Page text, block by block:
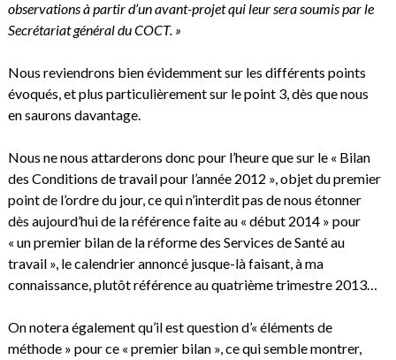
observations à partir d’un avant-projet qui leur sera soumis par le
Secrétariat général du COCT. »
Nous reviendrons bien évidemment sur les différents points
évoqués, et plus particulièrement sur le point 3, dès que nous
en saurons davantage.
Nous ne nous attarderons donc pour l’heure que sur le « Bilan
des Conditions de travail pour l’année 2012 », objet du premier
point de l’ordre du jour, ce qui n’interdit pas de nous étonner
dès aujourd’hui de la référence faite au « début 2014 » pour
« un premier bilan de la réforme des Services de Santé au
travail », le calendrier annoncé jusque-là faisant, à ma
connaissance, plutôt référence au quatrième trimestre 2013…
On notera également qu’il est question d’« éléments de
méthode » pour ce « premier bilan », ce qui semble montrer,